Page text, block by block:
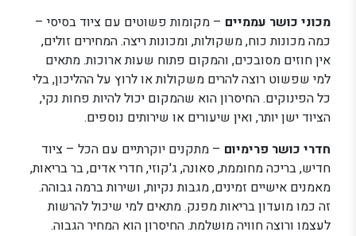
מכוני כושר עממיים – מקומות פשוטים עם ציוד בסיסי –
כמה מכונות כוח, משקולות, ומכונות ריצה. המחירים זולים,
אין חוזים מסובכים, והמקום פתוח שעות ארוכות. מתאים
למי שפשוט רוצה להרים משקולות או לרוץ על ההליכון, בלי
כל הפינוקים. החיסרון הוא שהמקום יכול להיות פחות נקי,
הציוד ישן יותר, ואין שיעורים או שירותים נוספים.
חדרי כושר פרימיום – מתקנים יוקרתיים עם הכל – ציוד
חדיש, בריכה מחוממת, סאונה, ג'קוזי, חדרי אדים, בר בריאות,
מאמנים אישיים זמינים, מגבות נקיות, ושירות ברמה גבוהה.
זה כמו מועדון בריאות מפנק. מתאים למי שיכול להרשות
לעצמו ורוצה חוויה מושלמת. החיסרון הוא המחיר הגבוה.